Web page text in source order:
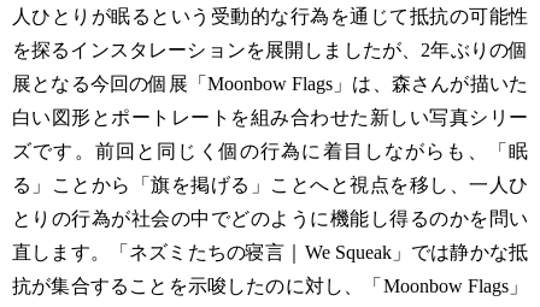
人ひとりが眠るという受動的な行為を通じて抵抗の可能性
を探るインスタレーションを展開しましたが、2年ぶりの個
展となる今回の個展「Moonbow Flags」は、森さんが描いた
白い図形とポートレートを組み合わせた新しい写真シリー
ズです。前回と同じく個の行為に着目しながらも、「眠
る」ことから「旗を掲げる」ことへと視点を移し、一人ひ
とりの行為が社会の中でどのように機能し得るのかを問い
直します。「ネズミたちの寝言｜We Squeak」では静かな抵
抗が集合することを示唆したのに対し、「Moonbow Flags」